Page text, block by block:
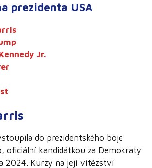
prezidenta USA
Jr.
do prezidentského boje
oficiální kandidátkou za Demokraty
2024. Kurzy na její vítězství